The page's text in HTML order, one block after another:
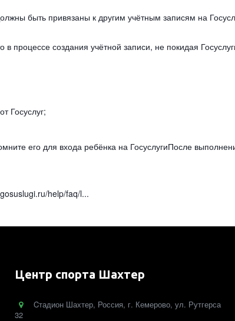
быть привязаны к другим учётным записям на
процессе создания учётной записи, не покидая
Госуслуг;
его для входа ребёнка на ГосуслугиПосле
help/faq/l...
Центр спорта Шахтер
Cтадион Шахтер, Россия, г. Кемерово,ул. Рутгерса
32